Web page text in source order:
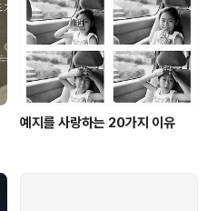
예지를 사랑하는 20가지 이유